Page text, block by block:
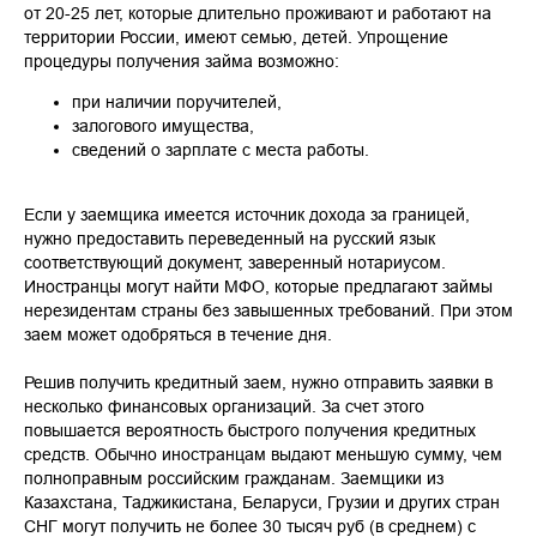
от 20-25 лет, которые длительно проживают и работают на
территории России, имеют семью, детей. Упрощение
процедуры получения займа возможно:
при наличии поручителей,
залогового имущества,
сведений о зарплате с места работы.
Если у заемщика имеется источник дохода за границей,
нужно предоставить переведенный на русский язык
соответствующий документ, заверенный нотариусом.
Иностранцы могут найти МФО, которые предлагают займы
нерезидентам страны без завышенных требований. При этом
заем может одобряться в течение дня.
Решив получить кредитный заем, нужно отправить заявки в
несколько финансовых организаций. За счет этого
повышается вероятность быстрого получения кредитных
средств. Обычно иностранцам выдают меньшую сумму, чем
полноправным российским гражданам. Заемщики из
Казахстана, Таджикистана, Беларуси, Грузии и других стран
СНГ могут получить не более 30 тысяч руб (в среднем) с